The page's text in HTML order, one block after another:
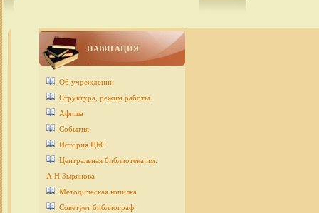
НАВИГАЦИЯ
Об учреждении
Структура, режим работы
Афиша
События
История ЦБС
Центральная библиотека им.
А.Н.Зырянова
Методическая копилка
Советует библиограф